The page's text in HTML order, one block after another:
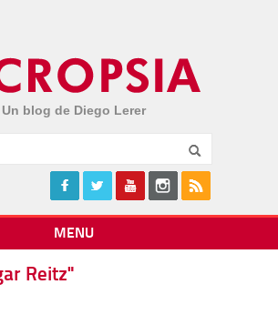
Un blog de Diego Lerer
MENU
Reitz"